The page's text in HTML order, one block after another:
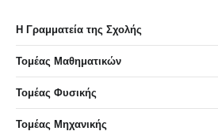
Η Γραμματεία της Σχολής
Τομέας Μαθηματικών
Τομέας Φυσικής
Τομέας Μηχανικής